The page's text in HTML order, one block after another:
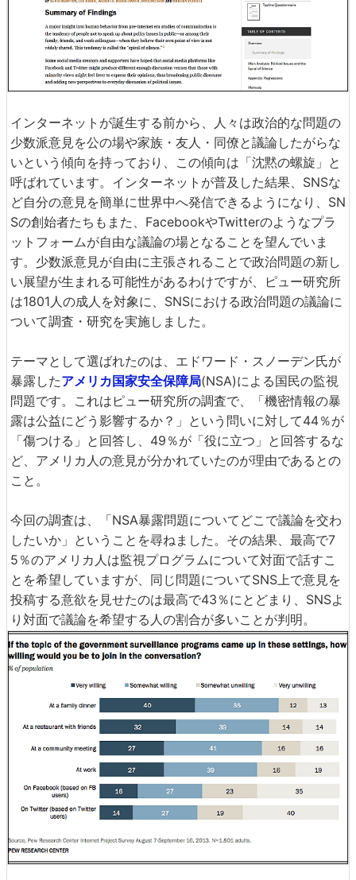
インターネットが誕生する前から、人々は政治的な問題の
少数派意見を公の場や家族・友人・同僚と議論したがらな
いという傾向を持っており、この傾向は「沈黙の螺旋」と
呼ばれています。インターネットが普及した結果、SNSな
ど自分の意見を簡単に世界中へ発信できるようになり、SN
Sの創始者たちもまた、FacebookやTwitterのようなプラ
ットフォームが自由な議論の場となることを望んでいま
す。少数派意見が自由に主張されることで政治問題の新し
い展望が生まれる可能性があるわけですが、ピュー研究所
は1801人の成人を対象に、SNSにおける政治問題の議論に
ついて調査・研究を実施しました。
テーマとして選ばれたのは、エドワード・スノーデン氏が
暴露したアメリカ国家安全保障局(NSA)による国民の監視
問題です。これはピュー研究所の調査で、「機密情報の暴
露は公益にどう影響するか？」という問いに対して44％が
「傷つける」と回答し、49％が「役に立つ」と回答するな
ど、アメリカ人の意見が分かれていたのが理由であるとの
こと。
今回の調査は、「NSA暴露問題についてどこで議論を交わ
したいか」ということを尋ねました。その結果、最高で7
5％のアメリカ人は監視プログラムについて対面で話すこ
とを希望していますが、同じ問題についてSNS上で意見を
投稿する意欲を見せたのは最高で43％にとどまり、SNSよ
り対面で議論を希望する人の割合が多いことが判明。